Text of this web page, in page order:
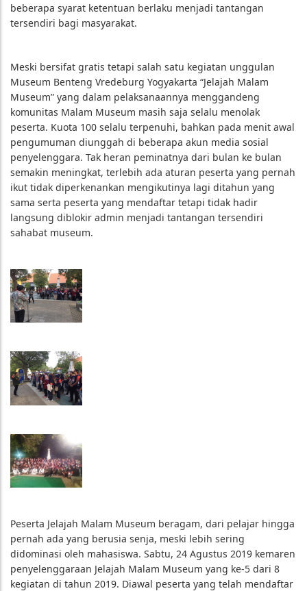
beberapa syarat ketentuan berlaku menjadi tantangan
tersendiri bagi masyarakat.
Meski bersifat gratis tetapi salah satu kegiatan unggulan
Museum Benteng Vredeburg Yogyakarta “Jelajah Malam
Museum” yang dalam pelaksanaannya menggandeng
komunitas Malam Museum masih saja selalu menolak
peserta. Kuota 100 selalu terpenuhi, bahkan pada menit awal
pengumuman diunggah di beberapa akun media sosial
penyelenggara. Tak heran peminatnya dari bulan ke bulan
semakin meningkat, terlebih ada aturan peserta yang pernah
ikut tidak diperkenankan mengikutinya lagi ditahun yang
sama serta peserta yang mendaftar tetapi tidak hadir
langsung diblokir admin menjadi tantangan tersendiri
sahabat museum.
Peserta Jelajah Malam Museum beragam, dari pelajar hingga
pernah ada yang berusia senja, meski lebih sering
didominasi oleh mahasiswa. Sabtu, 24 Agustus 2019 kemaren
penyelenggaraan Jelajah Malam Museum yang ke-5 dari 8
kegiatan di tahun 2019. Diawal peserta yang telah mendaftar